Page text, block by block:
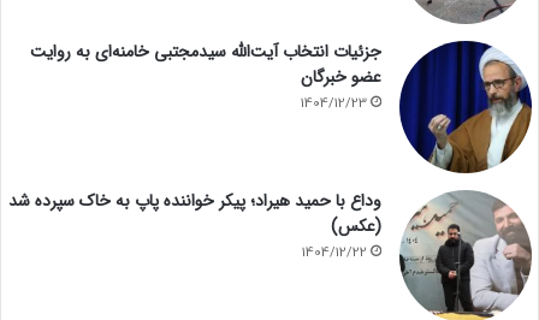
جزئیات انتخاب آیت‌الله سیدمجتبی خامنه‌ای به روایت
عضو خبرگان
1404/12/23
وداع با حمید هیراد؛ پیکر خواننده پاپ به خاک سپرده شد
(عکس)
1404/12/22